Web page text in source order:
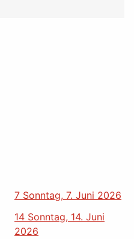
7 Sonntag, 7. Juni 2026
14 Sonntag, 14. Juni
2026